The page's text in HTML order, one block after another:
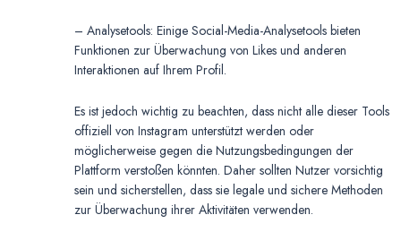
– Analysetools: Einige Social-Media-Analysetools bieten
Funktionen zur Überwachung von Likes und anderen
Interaktionen auf Ihrem Profil.
Es ist jedoch wichtig zu beachten, dass nicht alle dieser Tools
offiziell von Instagram unterstützt werden oder
möglicherweise gegen die Nutzungsbedingungen der
Plattform verstoßen könnten. Daher sollten Nutzer vorsichtig
sein und sicherstellen, dass sie legale und sichere Methoden
zur Überwachung ihrer Aktivitäten verwenden.